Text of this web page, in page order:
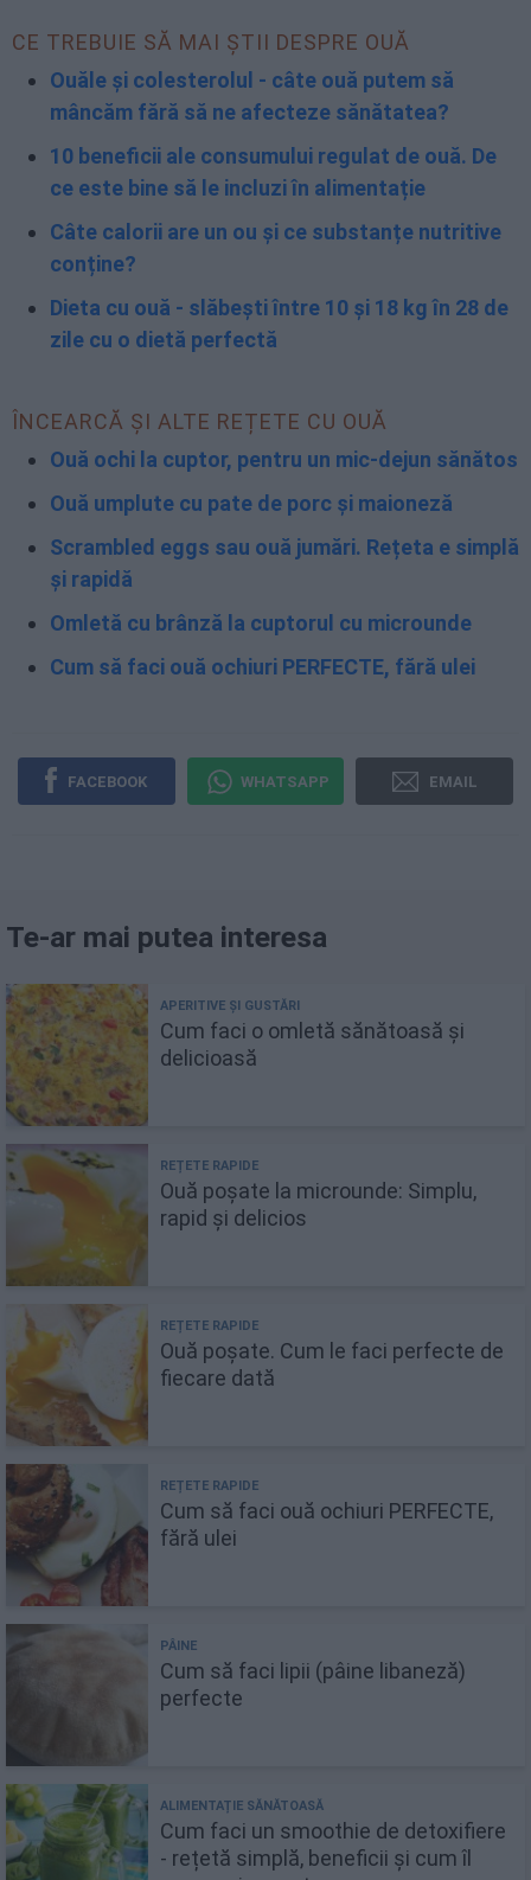
CE TREBUIE SĂ MAI ȘTII DESPRE OUĂ
Ouăle și colesterolul - câte ouă putem să
mâncăm fără să ne afecteze sănătatea?
10 beneficii ale consumului regulat de ouă. De
ce este bine să le incluzi în alimentație
Câte calorii are un ou și ce substanțe nutritive
conține?
Dieta cu ouă - slăbești între 10 și 18 kg în 28 de
zile cu o dietă perfectă
ÎNCEARCĂ ȘI ALTE REȚETE CU OUĂ
Ouă ochi la cuptor, pentru un mic-dejun sănătos
Ouă umplute cu pate de porc și maioneză
Scrambled eggs sau ouă jumări. Rețeta e simplă
și rapidă
Omletă cu brânză la cuptorul cu microunde
Cum să faci ouă ochiuri PERFECTE, fără ulei
FACEBOOK WHATSAPP EMAIL
Te-ar mai putea interesa
Cum faci o omletă sănătoasă și
delicioasă
Ouă poșate la microunde: Simplu,
rapid și delicios
Ouă poșate. Cum le faci perfecte de
fiecare dată
Cum să faci ouă ochiuri PERFECTE,
fără ulei
Cum să faci lipii (pâine libaneză)
perfecte
Cum faci un smoothie de detoxifiere
- rețetă simplă, beneficii și cum îl